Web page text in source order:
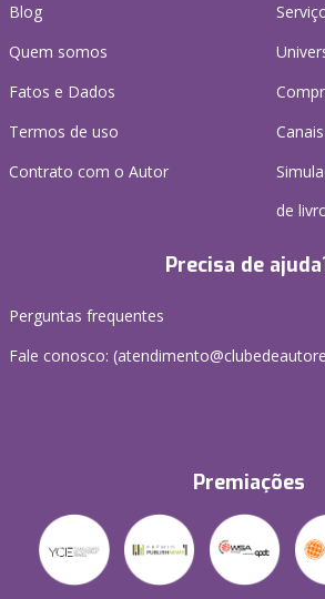
Blog
Quem somos
Fatos e Dados
Termos de uso
Contrato com o Autor
de
Precisa de
Perguntas frequentes
Fale conosco:
Premiações